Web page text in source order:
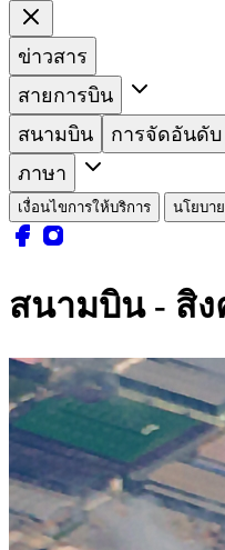
ข่าวสาร
สายการบิน
สนามบิน
การจัดอันดับ
ภาษา
เงื่อนไขการให้บริการ นโยบา
สนามบิน - สิง